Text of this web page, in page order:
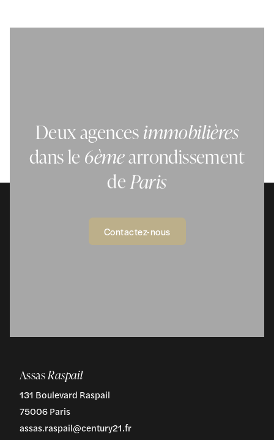
Deuxagencesimmobilières
dansle 6èmearrondissement
de Paris
Contactez-nous
AssasRaspail
131 Boulevard Raspail
75006 Paris
assas.raspail@century21.fr